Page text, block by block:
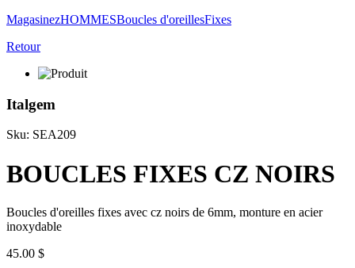
MagasinezHOMMESBoucles d'oreillesFixes
Retour
Italgem
Sku: SEA209
BOUCLES FIXES CZ NOIRS
Boucles d'oreilles fixes avec cz noirs de 6mm, monture en acier
inoxydable
45.00 $